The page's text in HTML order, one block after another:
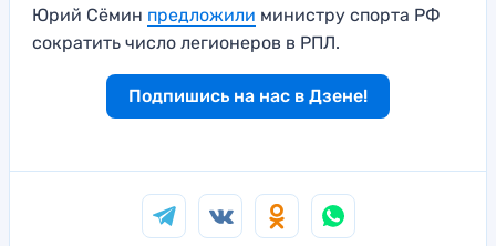
Юрий Сёмин предложили министру спорта РФ
сократить число легионеров в РПЛ.
Подпишись на нас в Дзене!